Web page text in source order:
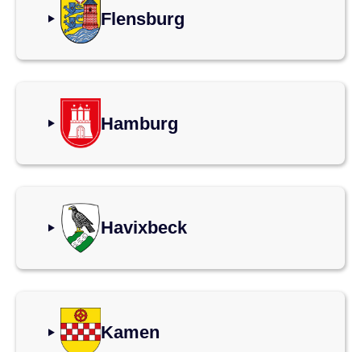
Flensburg
Hamburg
Havixbeck
Kamen